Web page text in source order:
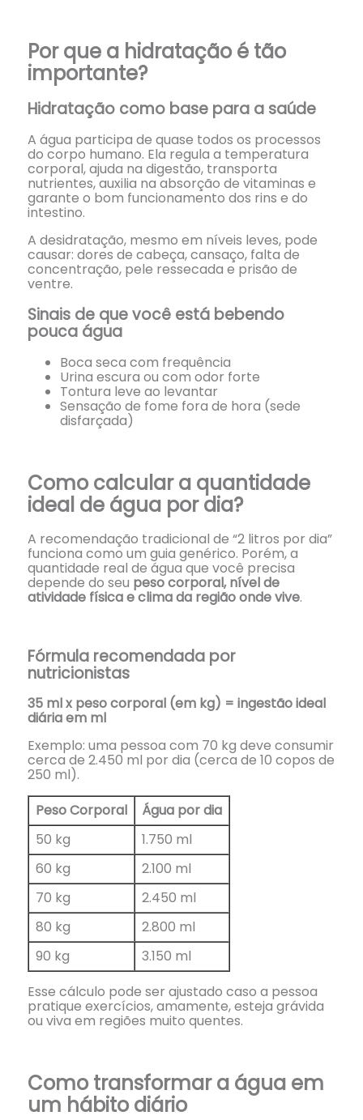
Por que a hidratação é tão
importante?
Hidratação como base para a saúde
A água participa de quase todos os processos
do corpo humano. Ela regula a temperatura
corporal, ajuda na digestão, transporta
nutrientes, auxilia na absorção de vitaminas e
garante o bom funcionamento dos rins e do
intestino.
A desidratação, mesmo em níveis leves, pode
causar: dores de cabeça, cansaço, falta de
concentração, pele ressecada e prisão de
ventre.
Sinais de que você está bebendo
pouca água
Boca seca com frequência
Urina escura ou com odor forte
Tontura leve ao levantar
Sensação de fome fora de hora (sede
disfarçada)
Como calcular a quantidade
ideal de água por dia?
A recomendação tradicional de “2 litros por dia”
funciona como um guia genérico. Porém, a
quantidade real de água que você precisa
depende do seu peso corporal, nível de
atividade física e clima da região onde vive.
Fórmula recomendada por
nutricionistas
35 ml x peso corporal (em kg) = ingestão ideal
diária em ml
Exemplo: uma pessoa com 70 kg deve consumir
cerca de 2.450 ml por dia (cerca de 10 copos de
250 ml).
Peso Corporal
Água por dia
50 kg
1.750 ml
60 kg
2.100 ml
70 kg
2.450 ml
80 kg
2.800 ml
90 kg
3.150 ml
Esse cálculo pode ser ajustado caso a pessoa
pratique exercícios, amamente, esteja grávida
ou viva em regiões muito quentes.
Como transformar a água em
um hábito diário